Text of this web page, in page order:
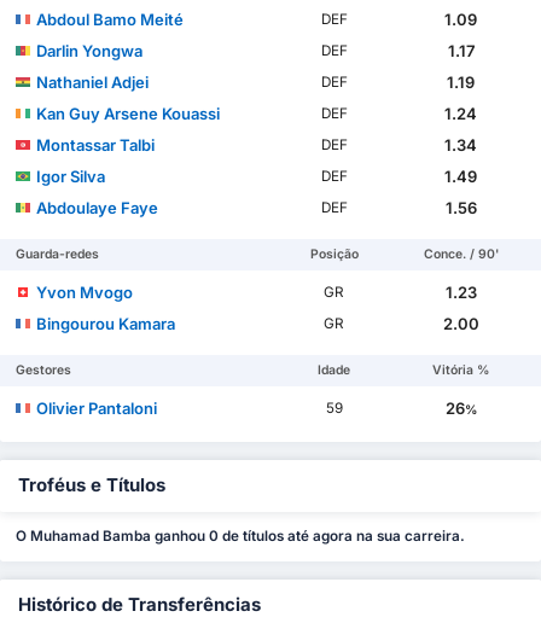
Abdoul Bamo Meité
DEF
1.09
Darlin Yongwa
DEF
1.17
Nathaniel Adjei
DEF
1.19
Kan Guy Arsene Kouassi
DEF
1.24
Montassar Talbi
DEF
1.34
Igor Silva
DEF
1.49
Abdoulaye Faye
DEF 1.56
Guarda-redes Posição Conce. / 90'
Yvon Mvogo GR
1.23
Bingourou Kamara
GR 2.00
Gestores Idade Vitória %
Olivier Pantaloni 59 26%
Troféus e Títulos
O Muhamad Bamba ganhou 0 de títulos até agora na sua carreira.
Histórico de Transferências